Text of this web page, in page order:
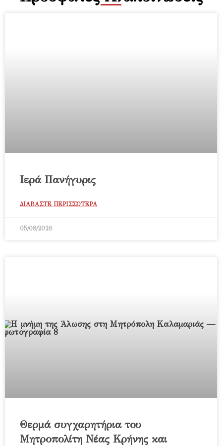
Ιερά Πανήγυρις
ΔΙΑΒΑΣΤΕ ΠΕΡΙΣΣΟΤΕΡΑ
05/08/2026
Θερμά συγχαρητήρια του
Μητροπολίτη Νέας Κρήνης και